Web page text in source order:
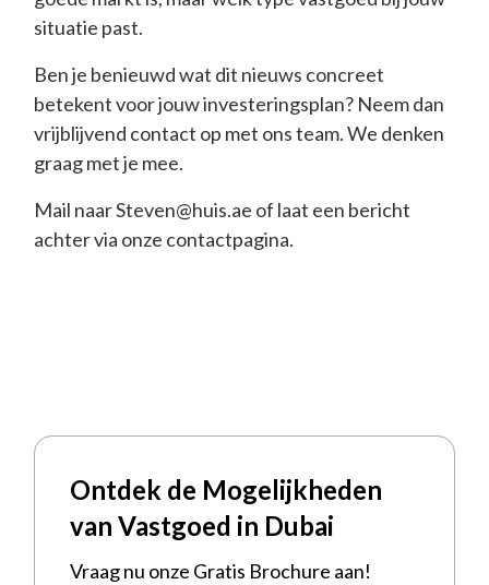
situatie past.
Ben je benieuwd wat dit nieuws concreet
betekent voor jouw investeringsplan? Neem dan
vrijblijvend contact op met ons team. We denken
graag met je mee.
Mail naar Steven@huis.ae of laat een bericht
achter via onze contactpagina.
Ontdek de Mogelijkheden
van Vastgoed in Dubai
Vraag nu onze Gratis Brochure aan!